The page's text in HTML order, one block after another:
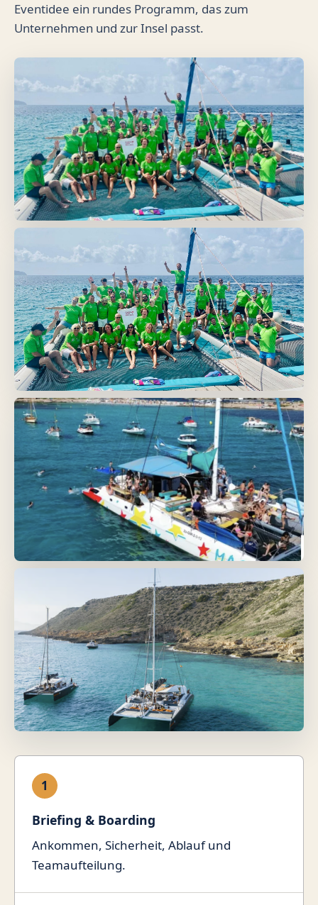
Eventidee ein rundes Programm, das zum
Unternehmen und zur Insel passt.
1
Briefing & Boarding
Ankommen, Sicherheit, Ablauf und
Teamaufteilung.